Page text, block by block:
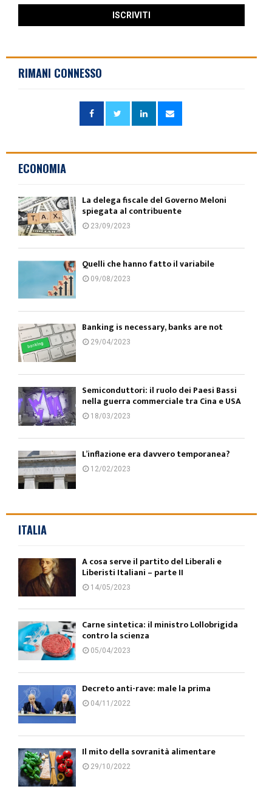
RIMANI CONNESSO
ECONOMIA
La delega fiscale del Governo Meloni
spiegata al contribuente
23/09/2023
Quelli che hanno fatto il variabile
09/08/2023
Banking is necessary, banks are not
29/04/2023
Semiconduttori: il ruolo dei Paesi Bassi
nella guerra commerciale tra Cina e USA
18/03/2023
L’inflazione era davvero temporanea?
12/02/2023
ITALIA
A cosa serve il partito del Liberali e
Liberisti Italiani – parte II
14/05/2023
Carne sintetica: il ministro Lollobrigida
contro la scienza
05/04/2023
Decreto anti-rave: male la prima
04/11/2022
Il mito della sovranità alimentare
29/10/2022